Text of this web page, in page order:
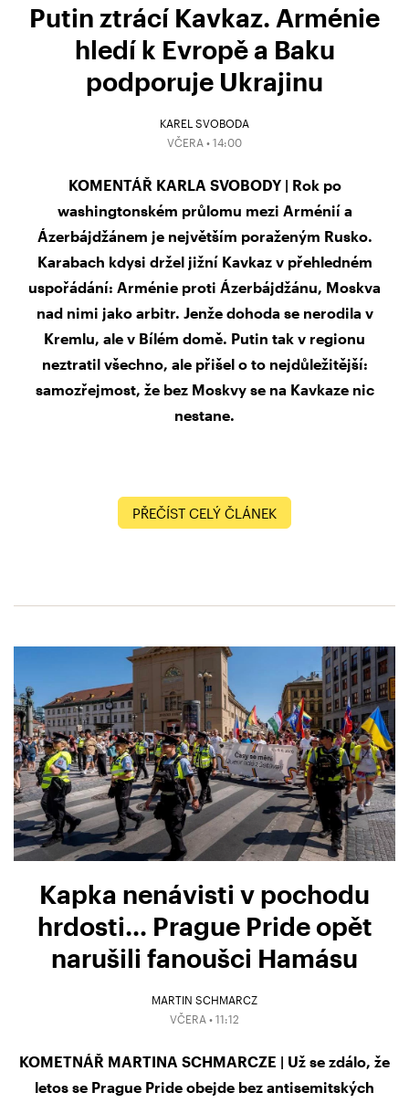
Putin ztrácí Kavkaz. Arménie
hledí k Evropě a Baku
podporuje Ukrajinu
KAREL SVOBODA
VČERA • 14:00
KOMENTÁŘ KARLA SVOBODY | Rok po
washingtonském průlomu mezi Arménií a
Ázerbájdžánem je největším poraženým Rusko.
Karabach kdysi držel jižní Kavkaz v přehledném
uspořádání: Arménie proti Ázerbájdžánu, Moskva
nad nimi jako arbitr. Jenže dohoda se nerodila v
Kremlu, ale v Bílém domě. Putin tak v regionu
neztratil všechno, ale přišel o to nejdůležitější:
samozřejmost, že bez Moskvy se na Kavkaze nic
nestane.
PŘEČÍST CELÝ ČLÁNEK
Kapka nenávisti v pochodu
hrdosti… Prague Pride opět
narušili fanoušci Hamásu
MARTIN SCHMARCZ
VČERA • 11:12
KOMETNÁŘ MARTINA SCHMARCZE | Už se zdálo, že
letos se Prague Pride obejde bez antisemitských